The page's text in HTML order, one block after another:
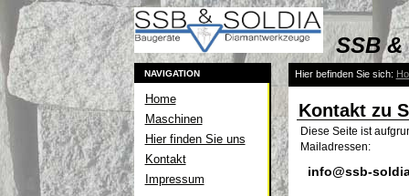
SSB &
Hier befinden Sie sich:
Kontakt zu
Diese Seite ist
Mailadressen:
info@ssb-
NAVIGATION
Home
Maschinen
Hier finden Sie uns
Kontakt
Impressum